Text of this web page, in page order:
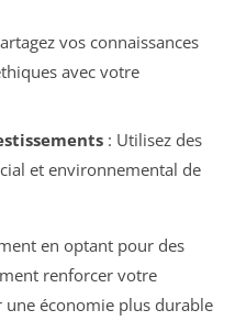
vos connaissances
avec votre
: Utilisez des
et environnemental de
en optant pour des
renforcer votre
économie plus durable